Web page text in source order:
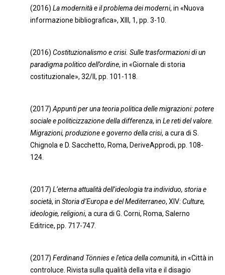
(2016) La modernità e il problema dei moderni, in «Nuova
informazione bibliografica», XIII, 1, pp. 3-10.
(2016) Costituzionalismo e crisi. Sulle trasformazioni di un
paradigma politico dell’ordine, in «Giornale di storia
costituzionale», 32/II, pp. 101-118.
(2017) Appunti per una teoria politica delle migrazioni: potere
sociale e politicizzazione della differenza, in Le reti del valore.
Migrazioni, produzione e governo della crisi, a cura di S.
Chignola e D. Sacchetto, Roma, DeriveApprodi, pp. 108-
124.
(2017) L’eterna attualità dell’ideologia tra individuo, storia e
società, in Storia d’Europa e del Mediterraneo, XIV: Culture,
ideologie, religioni, a cura di G. Corni, Roma, Salerno
Editrice, pp. 717-747.
(2017) Ferdinand Tönnies e l'etica della comunità, in «Città in
controluce. Rivista sulla qualità della vita e il disagio